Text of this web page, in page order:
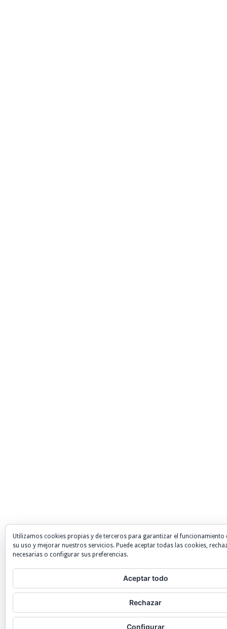
Utilizamos cookies propias y de terceros para garantizar el funcionamiento
su uso y mejorar nuestros servicios. Puede aceptar todas las cookies,
necesarias o configurar sus preferencias.
Aceptar todo
Rechazar
Configurar